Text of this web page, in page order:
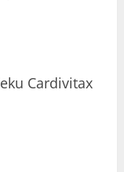
Cardivitax